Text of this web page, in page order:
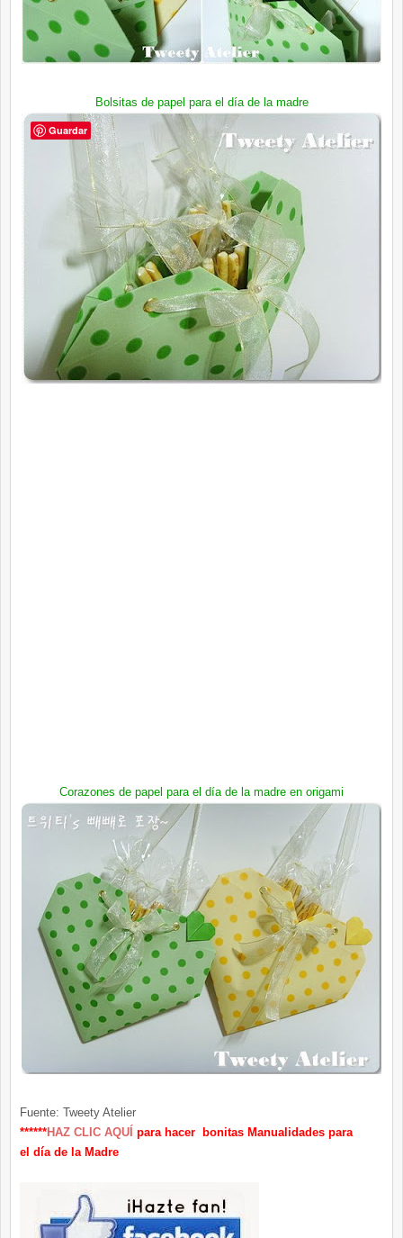
Bolsitas de papel para el día de la madre
Corazones de papel para el día de la madre en origami
Fuente: Tweety Atelier
******HAZ CLIC AQUÍ para hacer bonitas Manualidades para
el día de la Madre
Guardar